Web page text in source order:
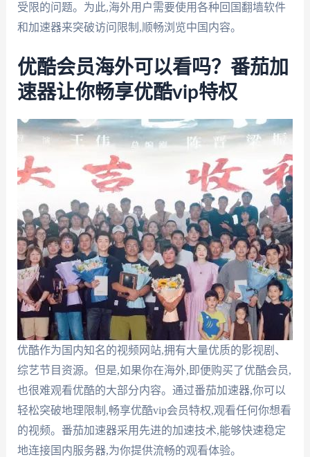
受限的问题。为此,海外用户需要使用各种回国翻墙软件
和加速器来突破访问限制,顺畅浏览中国内容。
优酷会员海外可以看吗？番茄加
速器让你畅享优酷vip特权
优酷作为国内知名的视频网站,拥有大量优质的影视剧、
综艺节目资源。但是,如果你在海外,即便购买了优酷会员,
也很难观看优酷的大部分内容。通过番茄加速器,你可以
轻松突破地理限制,畅享优酷vip会员特权,观看任何你想看
的视频。番茄加速器采用先进的加速技术,能够快速稳定
地连接国内服务器,为你提供流畅的观看体验。